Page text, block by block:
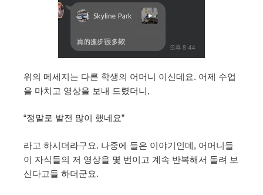
위의 메세지는 다른 학생의 어머니 이신데요. 어제 수업
을 마치고 영상을 보내 드렸더니,
“정말로 발전 많이 했네요”
라고 하시더라구요. 나중에 들은 이야기인데, 어머니들
이 자식들의 저 영상을 몇 번이고 계속 반복해서 돌려 보
신다고들 하더군요.